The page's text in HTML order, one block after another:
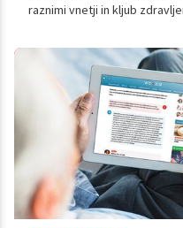
raznimi vnetji in kljub
Ginekologin...